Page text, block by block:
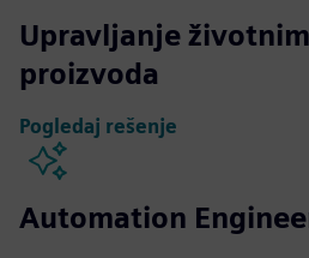
Upravljanje
proizvoda
Pogledaj rešenje
Automation